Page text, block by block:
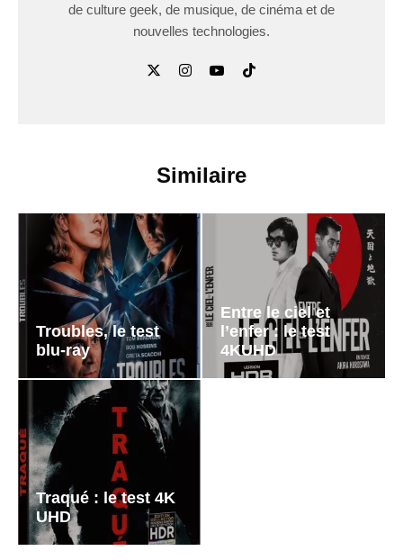
de culture geek, de musique, de cinéma et de
nouvelles technologies.
Similaire
Troubles, le test
blu-ray
Entre le ciel et
l’enfer : le test
4KUHD
Traqué : le test 4K
UHD